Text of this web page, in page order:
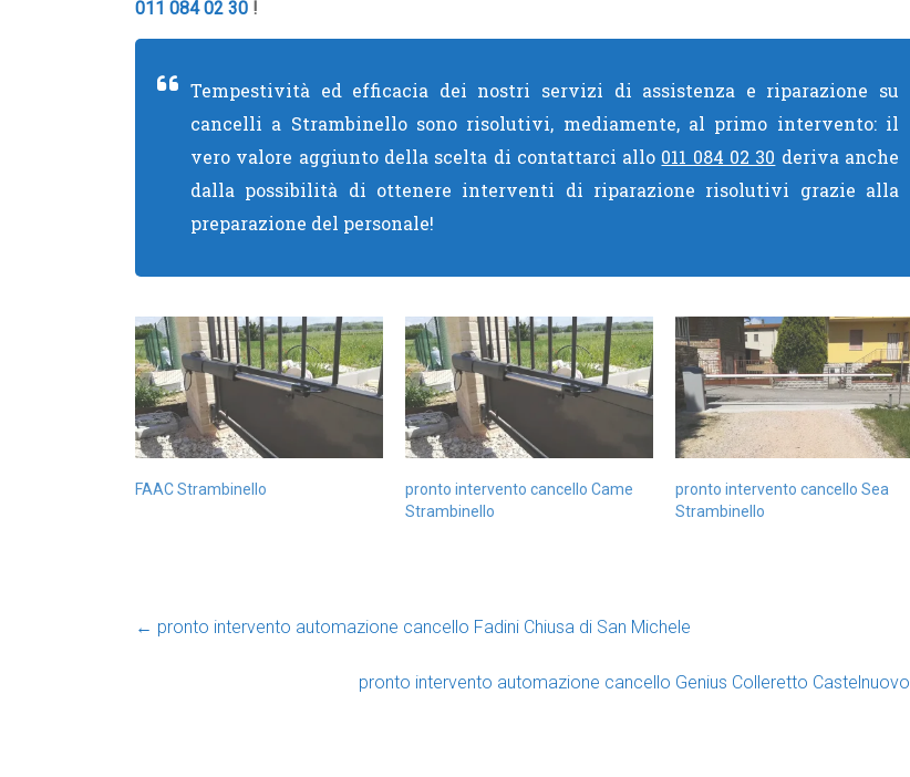
011 084 02 30 !
Tempestività ed efficacia dei nostri servizi di assistenza e riparazione su
cancelli a Strambinello sono risolutivi, mediamente, al primo intervento: il
vero valore aggiunto della scelta di contattarci allo 011 084 02 30 deriva anche
dalla possibilità di ottenere interventi di riparazione risolutivi grazie alla
preparazione del personale!
FAAC Strambinello
pronto intervento cancello Came
Strambinello
pronto intervento cancello Sea
Strambinello
← pronto intervento automazione cancello Fadini Chiusa di San Michele
pronto intervento automazione cancello Genius Colleretto Castelnuovo